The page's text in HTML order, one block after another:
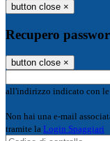
button close ×
Recupero
button close ×
all'indirizzo indicato con le
Non hai una e-mail
tramite la Login Spaggiari